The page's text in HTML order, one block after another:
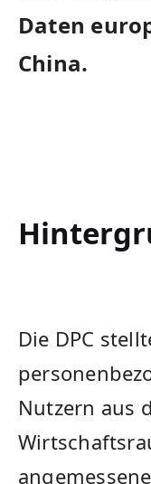
Daten
China.
Die DPC
Nutzern aus
angemessene